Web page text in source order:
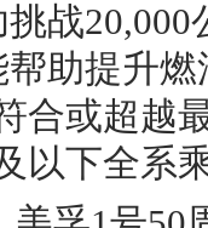
战
助提升
合或超越
以下全系